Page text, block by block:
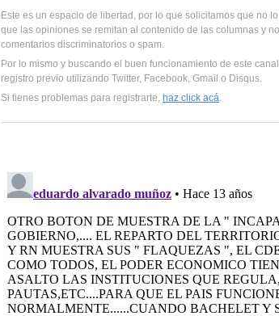
Este es un espacio de libertad, por lo que solicitamos que no
que las opiniones se remitan al contenido de las columnas y
comentarios discriminatorios o spam.
Por lo mismo y buscando el buen funcionamiento de este
registro previo utilizando Twitter, Facebook, Gmail o Disqus.
Si tienes problemas para registrarte, haz click acá.